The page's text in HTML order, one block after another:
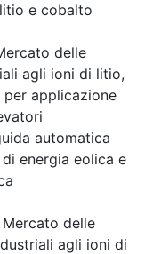
e cobalto
delle
agli ioni di litio,
per applicazione
automatica
energia eolica e
delle
agli ioni di